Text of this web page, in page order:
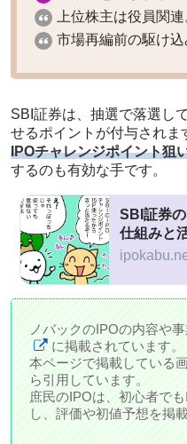
上位株主は役員関
市場再編前の駆け込
SBI証券は、抽選で落選し
せるポイントが付与されま
IPOチャレンジポイント狙
するのも有効な手です。
SBI証券
仕組みと
ノバックのIPOの内容や
に掲載されています。
本ページで掲載している
ら引用しています。
庶民のIPOは、初心者で
し、評価や初値予想を掲載